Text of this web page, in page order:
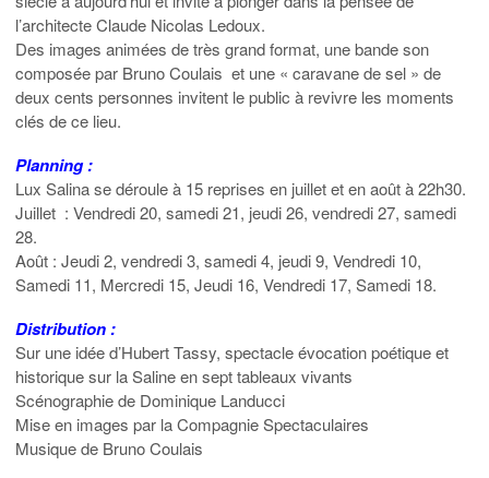
l’architecte Claude Nicolas Ledoux.
Des images animées de très grand format, une bande son
composée par Bruno Coulais et une « caravane de sel » de
deux cents personnes invitent le public à revivre les moments
clés de ce lieu.
Planning :
Lux Salina se déroule à 15 reprises en juillet et en août à 22h30.
Juillet : Vendredi 20, samedi 21, jeudi 26, vendredi 27, samedi
28.
Août : Jeudi 2, vendredi 3, samedi 4, jeudi 9, Vendredi 10,
Samedi 11, Mercredi 15, Jeudi 16, Vendredi 17, Samedi 18.
Distribution :
Sur une idée d’Hubert Tassy, spectacle évocation poétique et
historique sur la Saline en sept tableaux vivants
Scénographie de Dominique Landucci
Mise en images par la Compagnie Spectaculaires
Musique de Bruno Coulais